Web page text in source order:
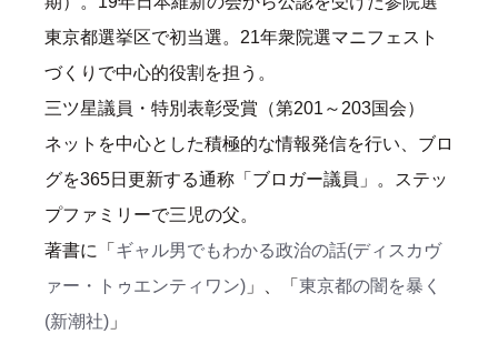
東京都選挙区で初当選。21年衆院選マニフェスト
づくりで中心的役割を担う。
三ツ星議員・特別表彰受賞（第201～203国会）
ネットを中心とした積極的な情報発信を行い、ブロ
グを365日更新する通称「ブロガー議員」。ステッ
プファミリーで三児の父。
著書に「 ギャル男でもわかる政治の話(ディスカヴ
ァー・トゥエンティワン) 」、「 東京都の闇を暴く
(新潮社) 」